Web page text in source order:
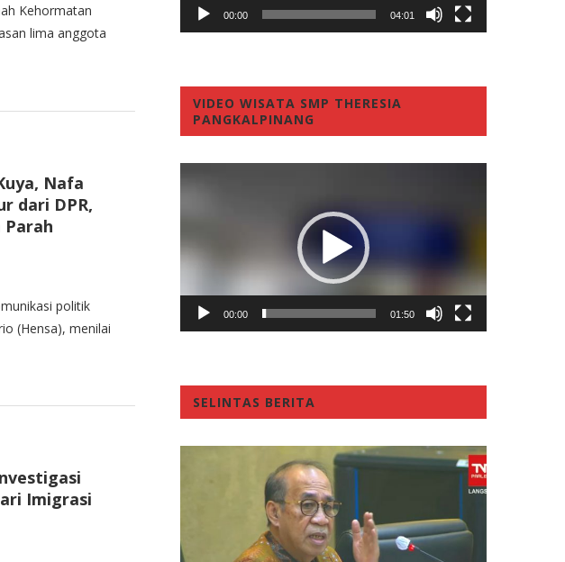
Kehormatan
lima anggota
Nafa
dari DPR,
politik
(Hensa), menilai
Imigrasi
00:00 04:01
VIDEO WISATA SMP THERESIA
PANGKALPINANG
00:00 01:50
SELINTAS BERITA